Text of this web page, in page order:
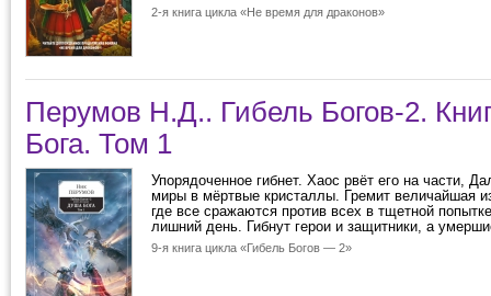
2-я книга цикла «Не время для драконов»
Перумов Н.Д.. Гибель Богов-2.
Бога. Том 1
Упорядоченное гибнет. Хаос рвёт его на части,
миры в мёртвые кристаллы. Гремит величайшая
где все сражаются против всех в тщетной
лишний день. Гибнут герои и защитники, а
9-я книга цикла «Гибель Богов — 2»